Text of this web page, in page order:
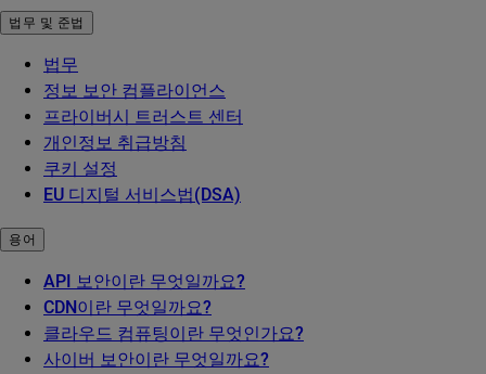
법무 및 준법
법무
정보 보안 컴플라이언스
프라이버시 트러스트 센터
개인정보 취급방침
쿠키 설정
EU 디지털 서비스법(DSA)
용어
API 보안이란 무엇일까요?
CDN이란 무엇일까요?
클라우드 컴퓨팅이란 무엇인가요?
사이버 보안이란 무엇일까요?